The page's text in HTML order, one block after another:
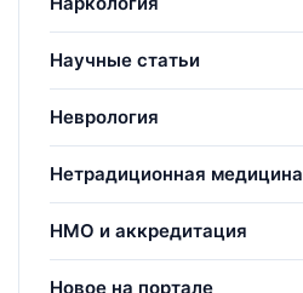
Научные статьи
Неврология
Нетрадиционная медицина
НМО и аккредитация
Новое на портале